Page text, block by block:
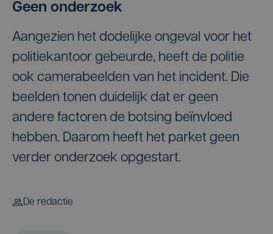
Geen onderzoek
Aangezien het dodelijke ongeval voor het
politiekantoor gebeurde, heeft de politie
ook camerabeelden van het incident. Die
beelden tonen duidelijk dat er geen
andere factoren de botsing beïnvloed
hebben. Daarom heeft het parket geen
verder onderzoek opgestart.
De redactie